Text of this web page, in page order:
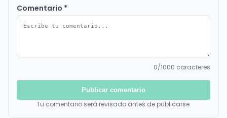
Comentario *
0/1000 caracteres
Publicar comentario
Tu comentario será revisado antes de publicarse.